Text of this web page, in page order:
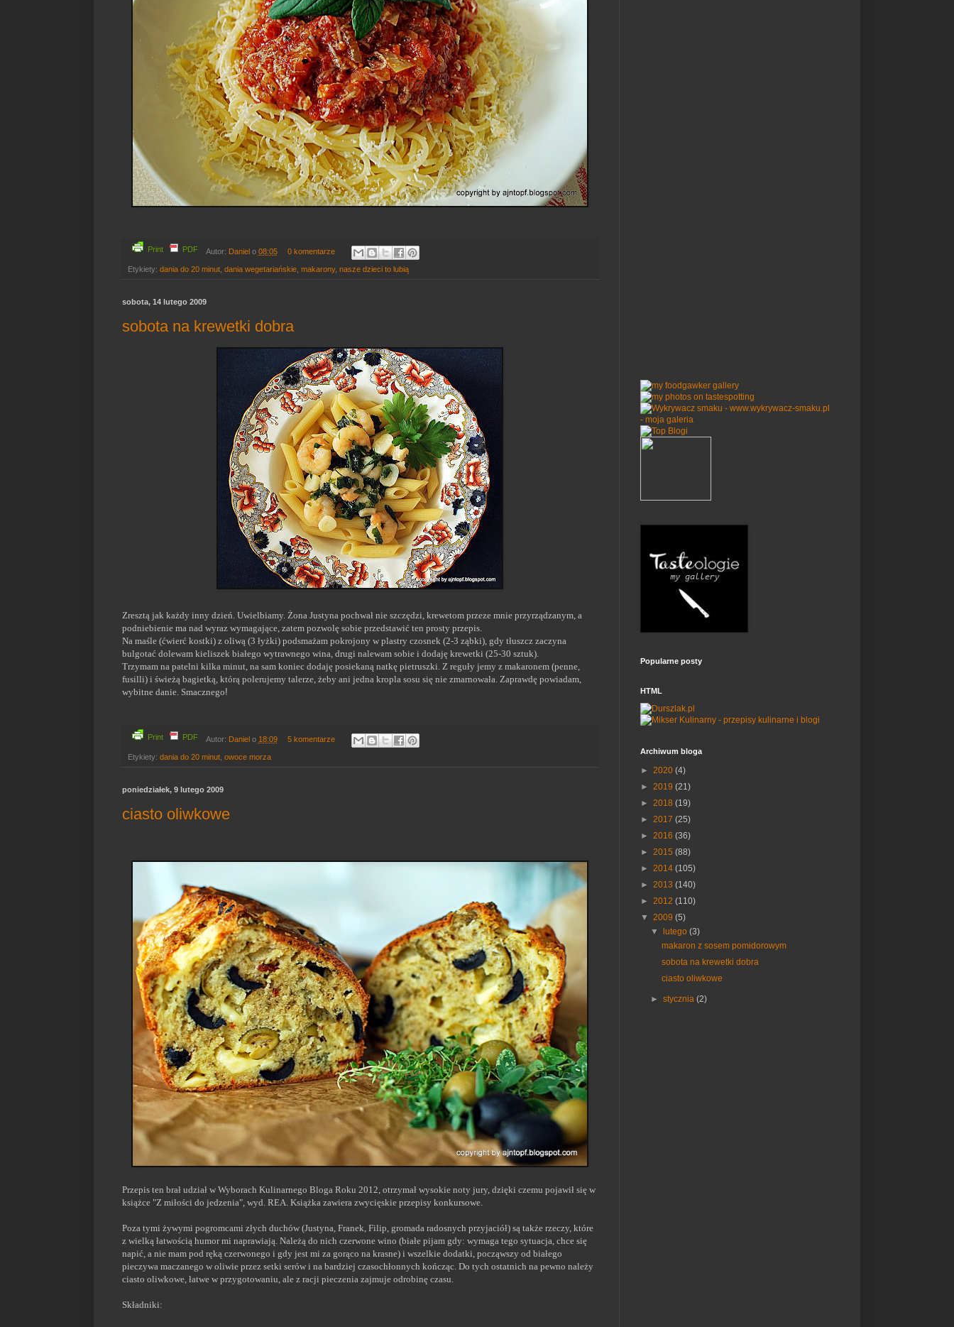
Print PDF Autor: Daniel o 08:05 0 komentarze
Etykiety: dania do 20 minut dania wegetariańskie makarony, nasze dzieci to lubią
sobota, 14 lutego 2009
sobota na krewetki dobra
Zresztą jak każdy inny dzień. Uwielbiamy. Żona Justyna pochwał nie szczędzi, krewetom przeze mnie przyrządzanym, a
podniebienie ma nad wyraz wymagające, zatem pozwolę sobie przedstawić ten prosty przepis.
Na maśle (ćwierć kostki) z oliwą (3 łyżki) podsmażam pokrojony w plastry czosnek (2-3 ząbki), gdy tłuszcz zaczyna
bulgotać dolewam kieliszek białego wytrawnego wina, drugi nalewam sobie i dodaję krewetki (25-30 sztuk).
Trzymam na patelni kilka minut, na sam koniec dodaję posiekaną natkę pietruszki. Z reguły jemy z makaronem (penne,
fusilli) i świeżą bagietką, którą polerujemy talerze, żeby ani jedna kropla sosu się nie zmarnowała. Zaprawdę powiadam,
wybitne danie. Smacznego!
Print PDF Autor: Daniel o 18:09 5 komentarze
Etykiety: dania do 20 minut owoce morza
poniedziałek, 9 lutego 2009
ciasto oliwkowe
Przepis ten brał udział w Wyborach Kulinarnego Bloga Roku 2012, otrzymał wysokie noty jury, dzięki czemu pojawił się w
książce "Z miłości do jedzenia", wyd. REA. Książka zawiera zwycięskie przepisy konkursowe.
Poza tymi żywymi pogromcami złych duchów (Justyna, Franek, Filip, gromada radosnych przyjaciół) są także rzeczy, które
z wielką łatwością humor mi naprawiają. Należą do nich czerwone wino (białe pijam gdy: wymaga tego sytuacja, chce się
napić, a nie mam pod ręką czerwonego i gdy jest mi za gorąco na krasne) i wszelkie dodatki, począwszy od białego
pieczywa maczanego w oliwie przez setki serów i na bardziej czasochłonnych kończąc. Do tych ostatnich na pewno należy
ciasto oliwkowe, łatwe w przygotowaniu, ale z racji pieczenia zajmuje odrobinę czasu.
Składniki:
Popularne posty
HTML
Archiwum bloga
► 2020 (4)
► 2019 (21)
► 2018 (19)
► 2017 (25)
► 2016 (36)
► 2015 (88)
► 2014 (105)
► 2013 (140)
► 2012 (110)
▼ 2009 (5)
▼
lutego(3)
makaron z sosem pomidorowym
sobota na krewetki dobra
ciasto oliwkowe
►stycznia(2)